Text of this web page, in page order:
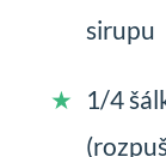
sirupu
1/4